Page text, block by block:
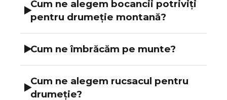
▶
Cum ne alegem bocancii potriviți
pentru drumeție montană?
important să alegi bocancii în funcție de:
Activitatea pe care o faci
Ex.: drumeție
▶Cum ne îmbrăcăm pe munte?
ce să fii atent:
▶
Cum ne alegem rucsacul pentru
drumeție?